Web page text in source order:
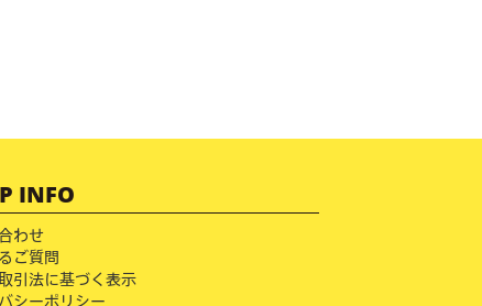
INFO
わせ
ご質問
引法に基づく表示
シーポリシー